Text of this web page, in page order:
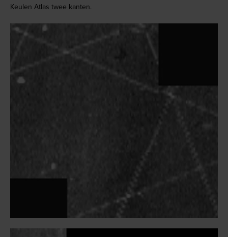
Keulen Atlas twee kanten.